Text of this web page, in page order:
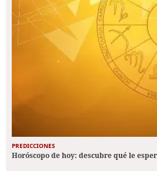
PREDICCIONES
Horóscopo de hoy: descubre qué le